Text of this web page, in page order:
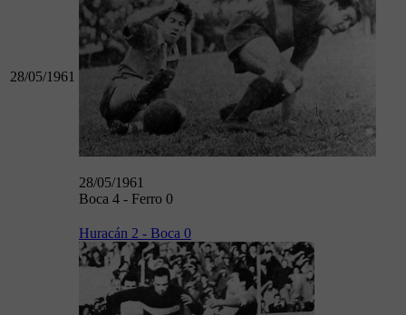
28/05/1961
28/05/1961
Boca 4 - Ferro 0
Huracán 2 - Boca 0